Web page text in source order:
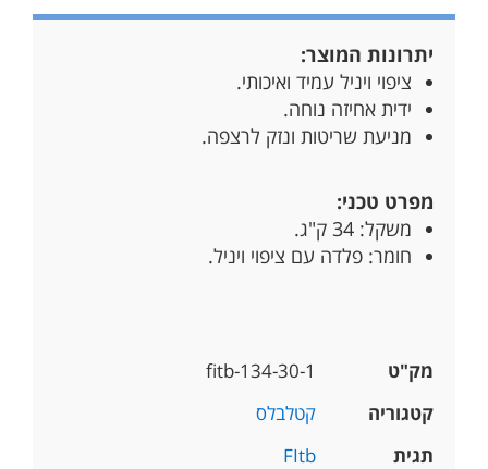
יתרונות המוצר:
ציפוי ויניל עמיד ואיכותי.
ידית אחיזה נוחה.
מניעת שריטות ונזק לרצפה.
מפרט טכני:
משקל: 34 ק"ג.
חומר: פלדה עם ציפוי ויניל.
מק"ט
fitb-134-30-1
קטגוריה
קטלבלס
תגית
FItb